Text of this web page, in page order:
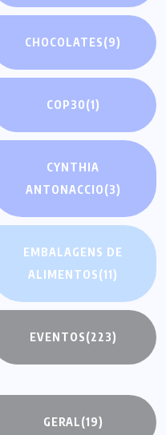
CHOCOLATES(9)
COP30(1)
CYNTHIA
ANTONACCIO(3)
EMBALAGENS DE
ALIMENTOS(11)
EVENTOS(223)
GERAL(19)